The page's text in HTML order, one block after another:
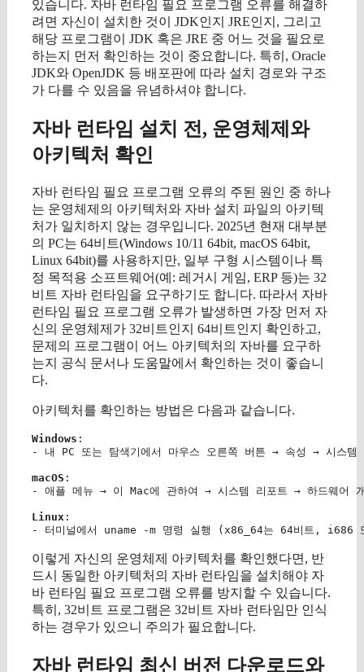
있습니다. 자바 런타임 필요 프로그램 오류를 해결하
려면 자신이 설치한 것이 JDK인지 JRE인지, 그리고
해당 프로그램이 JDK 혹은 JRE 중 어느 것을 필요로
하는지 먼저 확인하는 것이 중요합니다. 특히, Oracle
JDK와 OpenJDK 등 배포판에 따라 설치 경로와 구조
가 다를 수 있음을 유념하셔야 합니다.
자바 런타임 설치 전, 운영체제와
아키텍처 확인
자바 런타임 필요 프로그램 오류의 주된 원인 중 하나
는 운영체제의 아키텍처와 자바 설치 파일의 아키텍
처가 일치하지 않는 경우입니다. 2025년 현재 대부분
의 PC는 64비트(Windows 10/11 64bit, macOS 64bit,
Linux 64bit)를 사용하지만, 일부 구형 시스템이나 특
정 목적용 소프트웨어(예: 레거시 게임, ERP 등)는 32
비트 자바 런타임을 요구하기도 합니다. 따라서 자바
런타임 필요 프로그램 오류가 발생하면 가장 먼저 자
신의 운영체제가 32비트인지 64비트인지 확인하고,
문제의 프로그램이 어느 아키텍처의 자바를 요구하
는지 공식 문서나 도움말에서 확인하는 것이 좋습니
다.
아키텍처를 확인하는 방법은 다음과 같습니다.
Windows :
- 내 PC 또는 탐색기에서 마우스 오른쪽 버튼 → 속성 → 시스
macOS :
- 애플 메뉴 → 이 Mac에 관하여 → 시스템 리포트 → 하드웨어
Linux :
- 터미널에서 uname -m
이렇게 자신의 운영체제 아키텍처를 확인했다면, 반
드시 동일한 아키텍처의 자바 런타임을 설치해야 자
바 런타임 필요 프로그램 오류를 방지할 수 있습니다.
특히, 32비트 프로그램은 32비트 자바 런타임만 인식
하는 경우가 있으니 주의가 필요합니다.
자바 런타임 최신 버전 다운로드와